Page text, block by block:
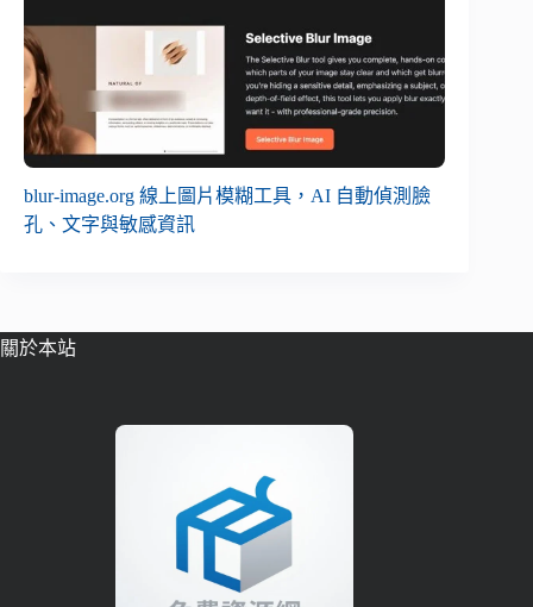
blur-image.org 線上圖片模糊工具，AI 自動偵測臉
孔、文字與敏感資訊
關於本站